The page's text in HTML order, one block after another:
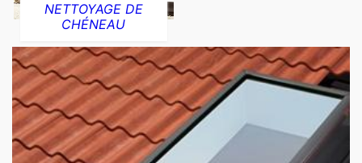
NETTOYAGE DE
CHÉNEAU